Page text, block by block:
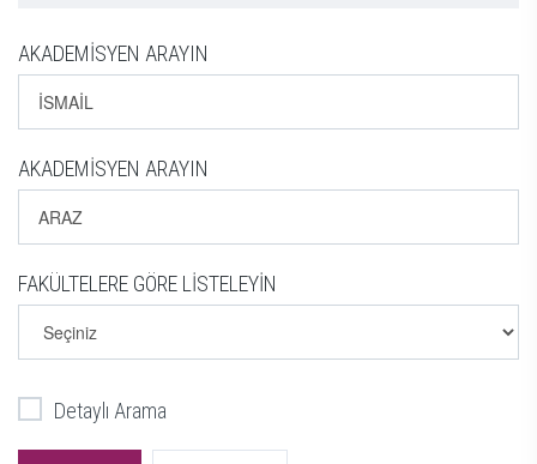
AKADEMİSYEN ARAYIN
AKADEMİSYEN ARAYIN
FAKÜLTELERE GÖRE LİSTELEYİN
Detaylı Arama